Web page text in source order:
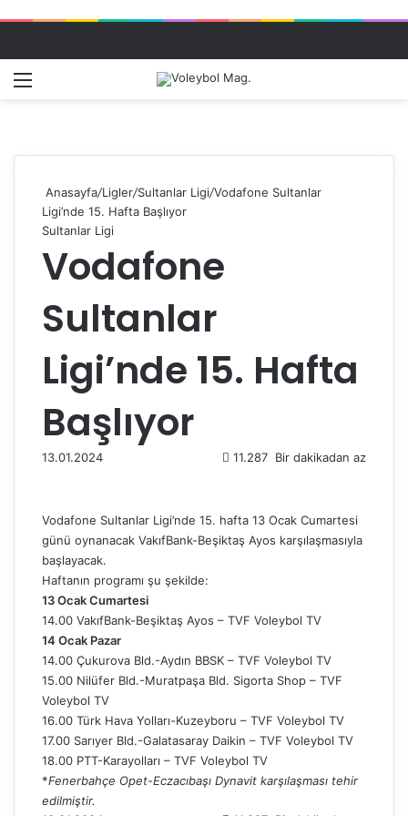
Anasayfa/Ligler/Sultanlar Ligi/Vodafone Sultanlar
Ligi’nde 15. Hafta Başlıyor
Sultanlar Ligi
Vodafone
Sultanlar
Ligi’nde 15. Hafta
Başlıyor
13.01.2024 11.287 Bir dakikadan az
Vodafone Sultanlar Ligi’nde 15. hafta 13 Ocak Cumartesi
günü oynanacak VakıfBank-Beşiktaş Ayos karşılaşmasıyla
başlayacak.
Haftanın programı şu şekilde:
13 Ocak Cumartesi
14.00 VakıfBank-Beşiktaş Ayos – TVF Voleybol TV
14 Ocak Pazar
14.00 Çukurova Bld.-Aydın BBSK – TVF Voleybol TV
15.00 Nilüfer Bld.-Muratpaşa Bld. Sigorta Shop – TVF
Voleybol TV
16.00 Türk Hava Yolları-Kuzeyboru – TVF Voleybol TV
17.00 Sarıyer Bld.-Galatasaray Daikin – TVF Voleybol TV
18.00 PTT-Karayolları – TVF Voleybol TV
*Fenerbahçe Opet-Eczacıbaşı Dynavit karşılaşması tehir
edilmiştir.